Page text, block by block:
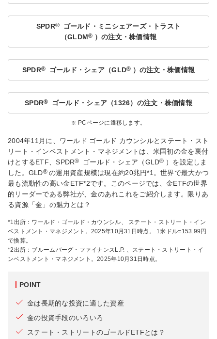
SPDR®
ゴールド・ミニシェアーズ・トラスト
（GLDM® ）の注文・株価情報
SPDR® ゴールド・シェア（GLD® ）の注文・株価情報
SPDR® ゴールド・シェア（1326）の注文・株価情報
PCページに遷移します。
2004年11月に、ワールド ゴールド カウンシルとステート・スト
リート・インベストメント・マネジメントは、米国初の金を裏付
けとするETF、SPDR® ゴールド・シェア（GLD® ）を設定しま
した。GLD® の運用資産規模は現在約20兆円*1。世界で最大かつ
最も流動性の高い金ETF*2です。このページでは、金ETFの世界
的リーダーである弊社が、金のあれこれをご紹介します。限りあ
る資源「金」の魅力とは？
*1出所：ワールド・ゴールド・カウンシル、 ステート・ストリート・イン
ベストメント・マネジメント。2025年10月31日時点。 1米ドル=153.99円
で換算。
*2出所：ブルームバーグ・ファイナンスL.P. 、ステート・ストリート・イ
ンベストメント・マネジメント。2025年10月31日時点。
POINT
金は長期的な投資に適した資産
金の投資手段のいろいろ
ステート・ストリートのゴールドETFとは？